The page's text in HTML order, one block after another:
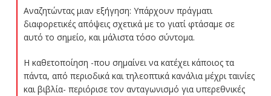
Αναζητώντας μιαν εξήγηση: Υπάρχουν πράγματι
διαφορετικές απόψεις σχετικά με το γιατί φτάσαμε σε
αυτό το σημείο, και μάλιστα τόσο σύντομα.
Η καθετοποίηση -που σημαίνει να κατέχει κάποιος τα
πάντα, από περιοδικά και τηλεοπτικά κανάλια μέχρι ταινίες
και βιβλία- περιόρισε τον ανταγωνισμό για υπερεθνικές